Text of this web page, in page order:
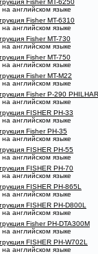
Fisher MT-6250
английском языке
Fisher MT-6310
английском языке
Fisher MT-730
английском языке
Fisher MT-750
английском языке
Fisher MT-M22
английском языке
Fisher P-290
английском языке
FISHER PH-33
английском языке
Fisher PH-35
английском языке
FISHER PH-55
английском языке
FISHER PH-70
английском языке
FISHER PH-865L
английском языке
FISHER PH-D800L
английском языке
Fisher PH-DTA300M
английском языке
FISHER PH-W702L
английском языке